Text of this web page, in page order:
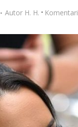
Autor H. H. · Komentari